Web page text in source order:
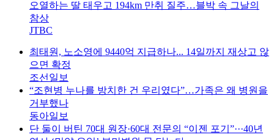
오열하는 딸 태우고 194km 만취 질주…블박 속 그날의
참상
JTBC
최태원, 노소영에 9440억 지급하나... 14일까지 재상고 않
으면 확정
조선일보
“조현병 누나를 방치한 건 우리였다”…가족은 왜 병원을
거부했나
동아일보
단 둘이 버틴 70대 원장·60대 전문의 “이젠 포기”···40년